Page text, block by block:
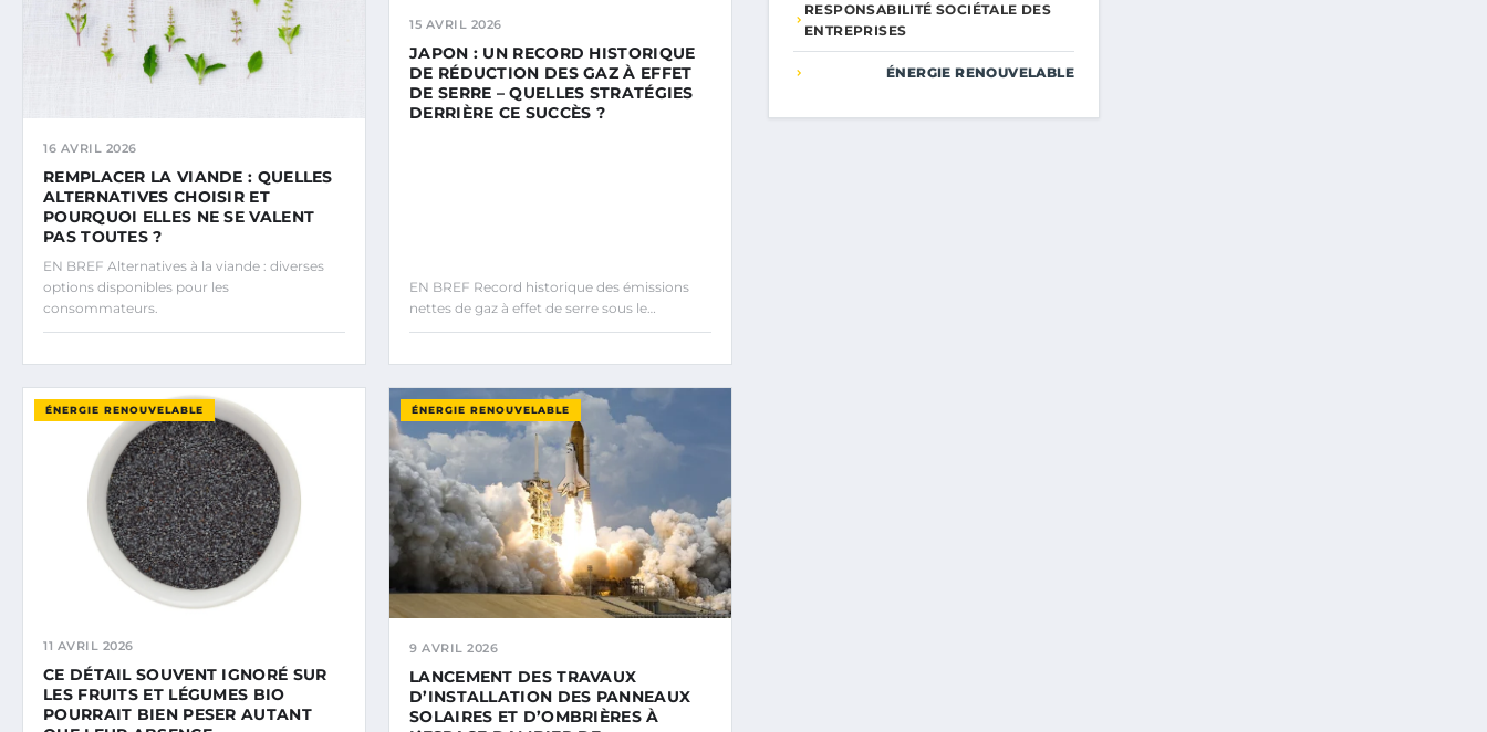
16 AVRIL 2026
REMPLACER LA VIANDE : QUELLES
ALTERNATIVES CHOISIR ET
POURQUOI ELLES NE SE VALENT
PAS TOUTES ?
EN BREF Alternatives à la viande : diverses
options disponibles pour les
consommateurs.
15 AVRIL 2026
JAPON : UN RECORD HISTORIQUE
DE RÉDUCTION DES GAZ À EFFET
DE SERRE – QUELLES STRATÉGIES
DERRIÈRE CE SUCCÈS ?
EN BREF Record historique des émissions
nettes de gaz à effet de serre sous le…
ÉNERGIE RENOUVELABLE
11 AVRIL 2026
CE DÉTAIL SOUVENT IGNORÉ SUR
LES FRUITS ET LÉGUMES BIO
POURRAIT BIEN PESER AUTANT
ÉNERGIE RENOUVELABLE
9 AVRIL 2026
LANCEMENT DES TRAVAUX
D’INSTALLATION DES PANNEAUX
SOLAIRES ET D’OMBRIÈRES À
RESPONSABILITÉ SOCIÉTALE DES
ENTREPRISES
ÉNERGIE RENOUVELABLE